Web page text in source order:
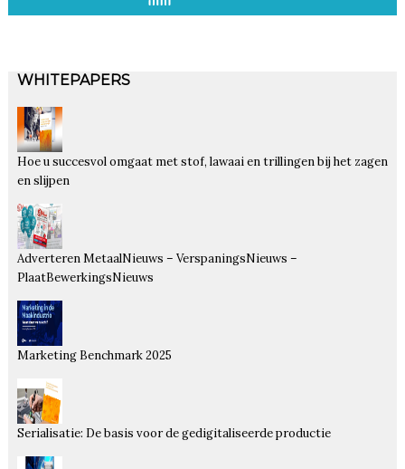
WHITEPAPERS
Hoe u succesvol omgaat met stof, lawaai en trillingen bij het zagen
en slijpen
Adverteren MetaalNieuws – VerspaningsNieuws –
PlaatBewerkingsNieuws
Marketing Benchmark 2025
Serialisatie: De basis voor de gedigitaliseerde productie